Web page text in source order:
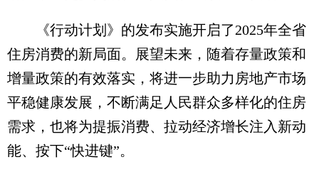
《行动计划》的发布实施开启了2025年全省
住房消费的新局面。展望未来，随着存量政策和
增量政策的有效落实，将进一步助力房地产市场
平稳健康发展，不断满足人民群众多样化的住房
需求，也将为提振消费、拉动经济增长注入新动
能、按下“快进键”。